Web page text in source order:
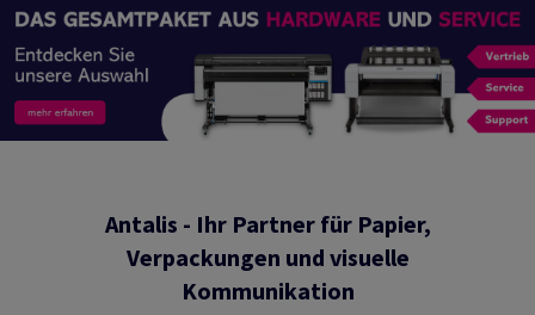
Antalis - Ihr Partner für Papier,
Verpackungen und visuelle
Kommunikation